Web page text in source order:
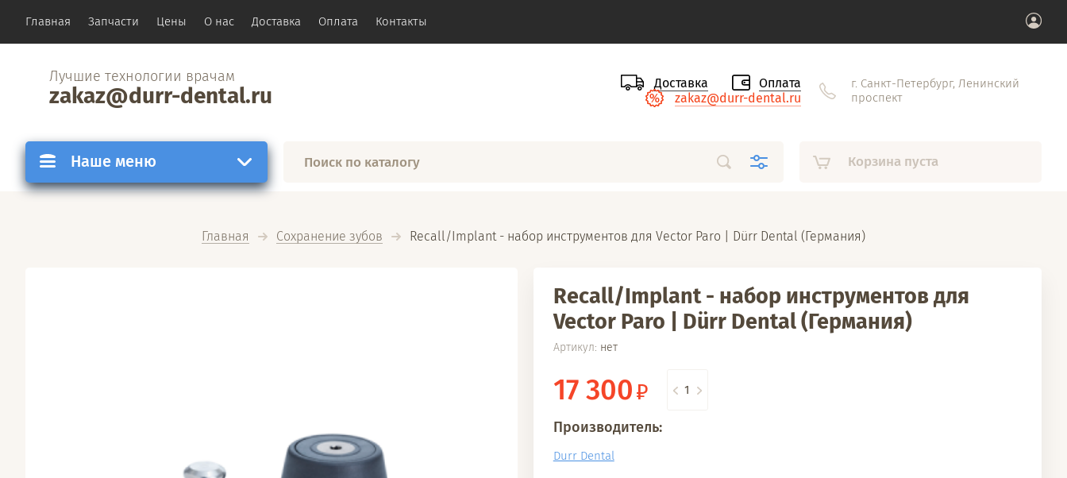
Главная Запчасти Цены О нас Доставка Оплата Контакты
Лучшие технологии врачам
zakaz@durr-dental.ru Доставка
Оплата
zakaz@durr-dental.ru
г. Санкт-Петербург, Ленинский
проспект
Наше меню Корзина пуста
Главная Сохранение зубов
  Recall/Implant - набор инструментов для Vector Paro | Dürr Dental (Германия)
Recall/Implant - набор инструментов для
Vector Paro | Dürr Dental (Германия)
Артикул: нет
17 300
Производитель:
Durr Dental